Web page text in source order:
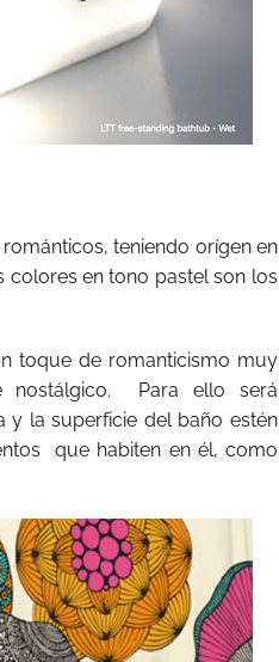
teniendo orígen en
colores en tono pastel son los
toque de romanticismo muy
nostálgico. Para ello será
y la superficie del baño estén
que habiten en él, como